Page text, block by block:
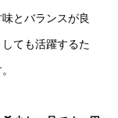
とバランスが良
ても活躍するた